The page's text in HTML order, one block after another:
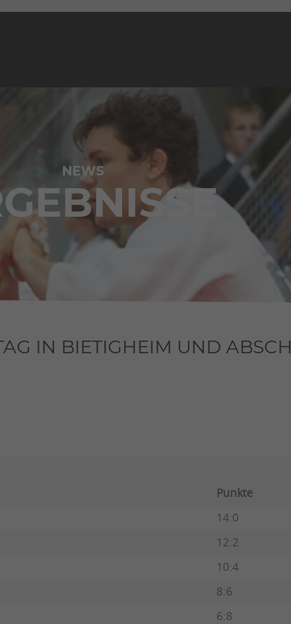
NEWS
IN BIETIGHEIM UND
Punkte
14:0
12:2
10:4
8:6
6:8